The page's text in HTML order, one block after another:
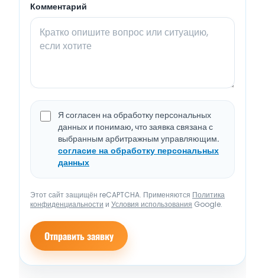
Комментарий
Я согласен на обработку персональных
данных и понимаю, что заявка связана с
выбранным арбитражным управляющим.
согласие на обработку персональных
данных
Этот сайт защищён reCAPTCHA. Применяются Политика
конфиденциальности и Условия использования Google.
Отправить заявку